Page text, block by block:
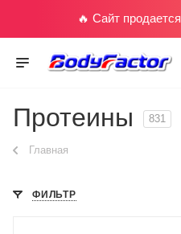
🔥 Сайт продается
Протеины 831
Главная
ФИЛЬТР